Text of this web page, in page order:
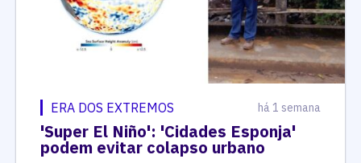
ERA DOS EXTREMOS há 1 semana
'Super El Niño': 'Cidades Esponja'
podem evitar colapso urbano